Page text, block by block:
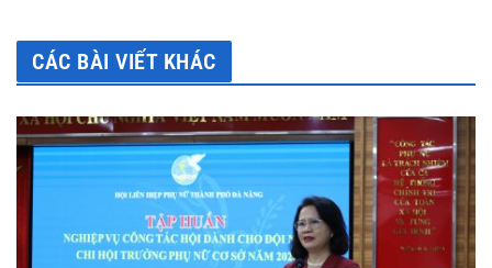
CÁC BÀI VIẾT KHÁC